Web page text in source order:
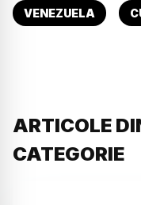
VENEZUELA
ARTICOLE
CATEGORIE